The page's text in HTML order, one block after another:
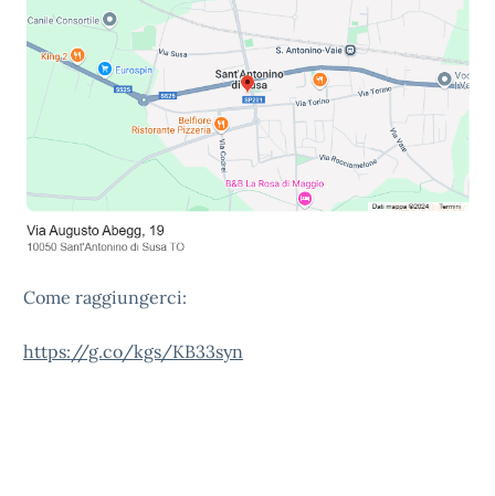
Come raggiungerci:
https://g.co/kgs/KB33syn